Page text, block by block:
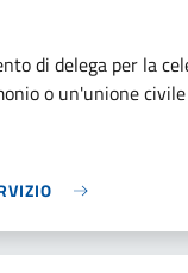
di delega per la
o un'unione civile